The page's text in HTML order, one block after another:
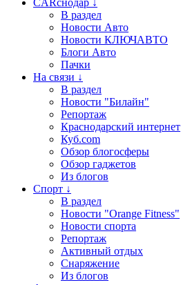
CARснодар ↓
В раздел
Новости Авто
Новости КЛЮЧАВТО
Блоги Авто
Пачки
На связи ↓
В раздел
Новости "Билайн"
Репортаж
Краснодарский интернет
Куб.com
Обзор блогосферы
Обзор гаджетов
Из блогов
Спорт ↓
В раздел
Новости "Orange Fitness"
Новости спорта
Репортаж
Активный отдых
Снаряжение
Из блогов